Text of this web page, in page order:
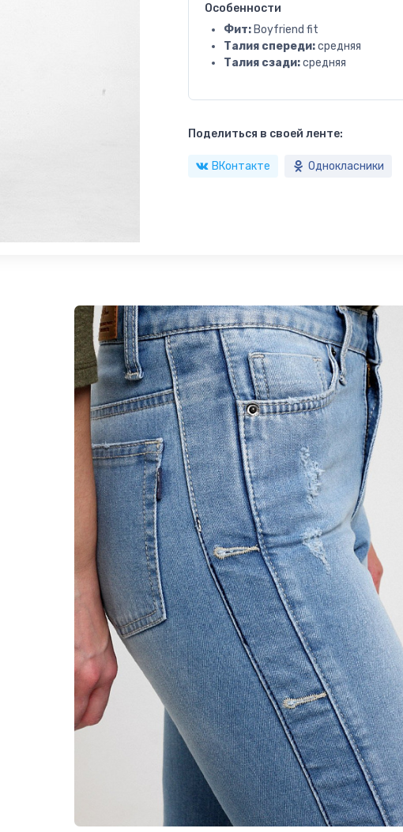
Особенности
Фит:Boyfriend fit
Талия спереди:средняя
Талия сзади:средняя
Поделиться в своей ленте:
ВКонтакте Однокласники